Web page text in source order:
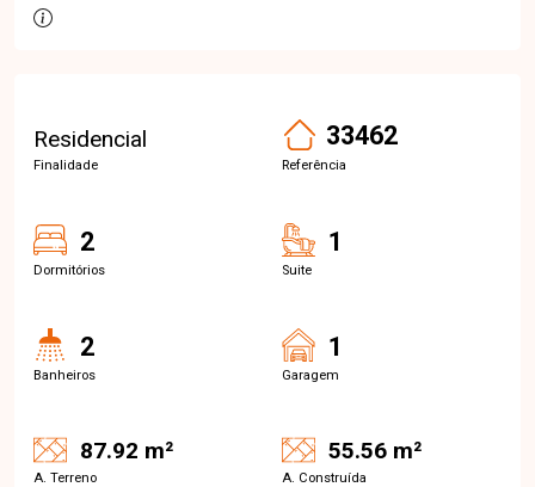
Residencial
Finalidade
33462
Referência
2
Dormitórios
1
Suite
2
Banheiros
1
Garagem
87.92 m²
A. Terreno
55.56 m²
A. Construída